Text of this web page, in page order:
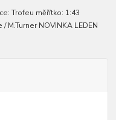
Trofeu měřítko: 1:43
M.Turner NOVINKA LEDEN